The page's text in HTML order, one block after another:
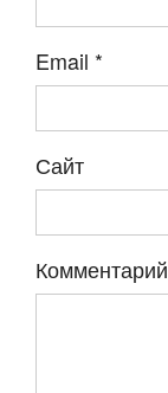
Email *
Сайт
Комментарий